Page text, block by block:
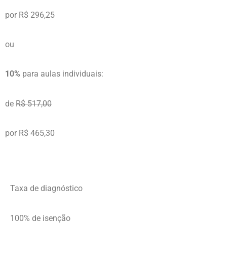
por R$ 296,25
ou
10% para aulas individuais:
de R$ 517,00
por R$ 465,30
Taxa de diagnóstico
100% de isenção